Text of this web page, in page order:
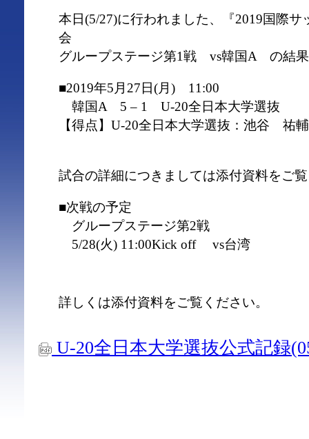
本日(5/27)に行われました、『2019国際
会
グループステージ第1戦 vs韓国A の結果
■2019年5月27日(月) 11:00
韓国A 5 – 1 U-20全日本大学選抜
【得点】U-20全日本大学選抜：池谷 祐輔
試合の詳細につきましては添付資料をご
■次戦の予定
グループステージ第2戦
5/28(火) 11:00Kick off vs台湾
詳しくは添付資料をご覧ください。
U-20全日本大学選抜公式記録